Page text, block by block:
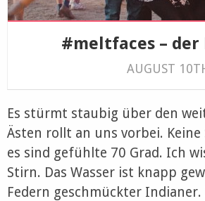
#meltfaces –
AUGUST
Es stürmt staubig über den
Ästen rollt an uns vorbei.
es sind gefühlte 70 Grad. Ich
Stirn. Das Wasser ist knapp
Federn geschmückter